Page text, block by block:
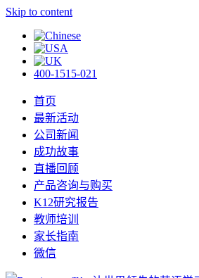
Skip to content
400-1515-021
首页
最新活动
公司新闻
成功故事
直播回顾
产品咨询与购买
K12研究报告
教师培训
家长指南
微信